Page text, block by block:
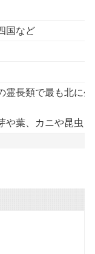
国など
霊長類で最も北に
や葉、カニや昆虫